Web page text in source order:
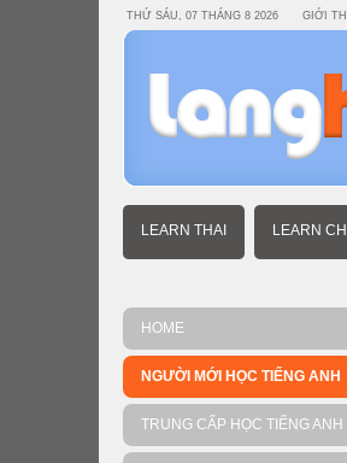
THỨ SÁU, 07 THÁNG 8 2026 GIỚI
LEARN THAI LEARN
HOME
NGƯỜI MỚI HỌC TIẾNG ANH
TRUNG CẤP HỌC TIẾNG ANH